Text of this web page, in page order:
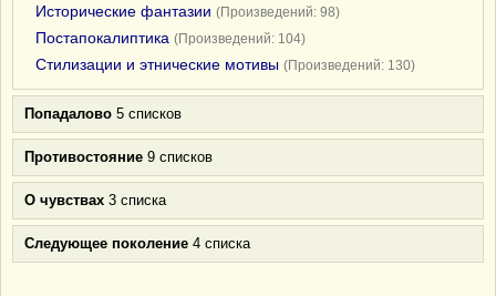
Исторические фантазии (Произведений: 98)
Постапокалиптика (Произведений: 104)
Стилизации и этнические мотивы (Произведений: 130)
Попадалово 5 списков
Противостояние 9 списков
О чувствах 3 списка
Следующее поколение 4 списка